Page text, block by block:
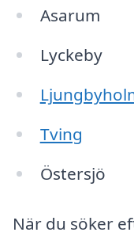
Asarum
Lyckeby
Tving
Östersjö
När du söker